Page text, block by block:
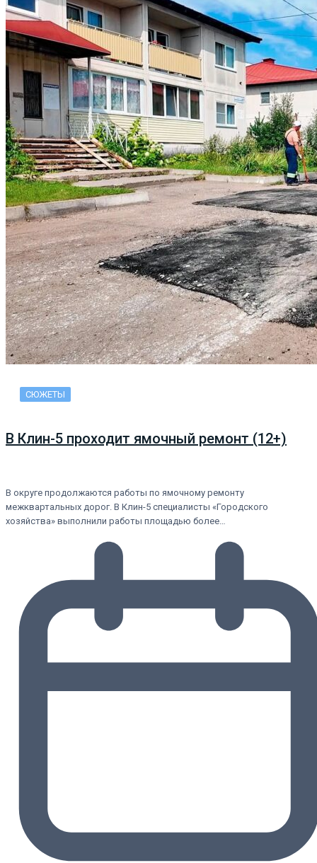
СЮЖЕТЫ
В Клин-5 проходит ямочный ремонт (12+)
В округе продолжаются работы по ямочному ремонту
межквартальных дорог. В Клин-5 специалисты «Городского
хозяйства» выполнили работы площадью более…